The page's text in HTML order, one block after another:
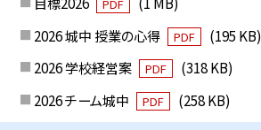
PDF
2026 城中 授業の心得
PDF
(195 KB)
2026 学校経営案
PDF
(318 KB)
2026 チーム城中
PDF (258 KB)